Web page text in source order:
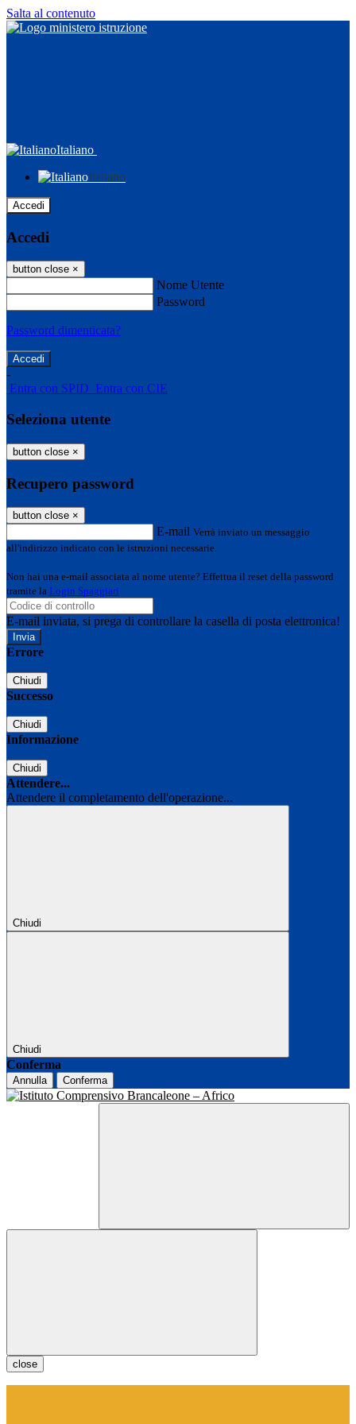
Salta al contenuto
Italiano
Italiano
Accedi
Accedi
button close ×
Nome Utente
Password
Password dimenticata?
-
Entra con SPID Entra con CIE
Seleziona utente
button close ×
Recupero password
button close ×
E-mail Verrà inviato un messaggio
all'indirizzo indicato con le istruzioni necessarie.
Non hai una e-mail associata al nome utente? Effettua il reset della password
tramite la Login Spaggiari
E-mail inviata, si prega di controllare la casella di posta elettronica!
Errore
Chiudi
Successo
Chiudi
Informazione
Chiudi
Attendere...
Attendere il completamento dell'operazione...
Chiudi
Chiudi
Conferma
Annulla Conferma
close